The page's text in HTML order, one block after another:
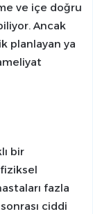
ve içe doğru
Ancak
planlayan ya
bir
fazla
ciddi